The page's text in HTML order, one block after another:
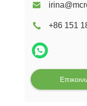
+86 151